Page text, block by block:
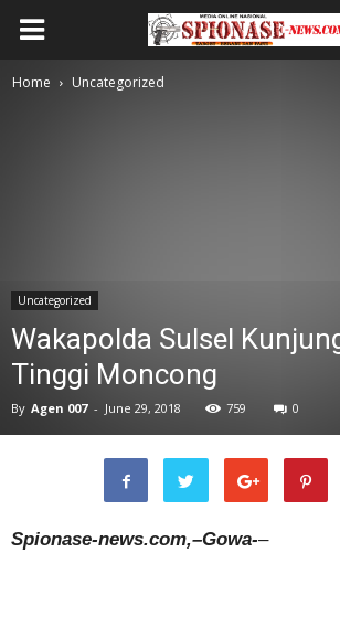
Home Uncategorized
Uncategorized
Wakapolda Sulsel
Tinggi Moncong
By Agen 007 - June 29, 2018 759 0
Spionase-news.com,–Gowa-–